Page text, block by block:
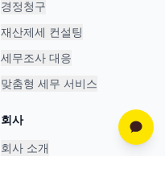
경정청구
재산제세 컨설팅
세무조사 대응
맞춤형 세무 서비스
회사
회사 소개